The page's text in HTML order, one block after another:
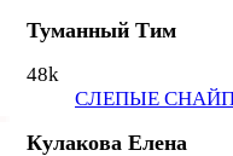
Туманный Тим
48k
СЛЕПЫЕ
Кулакова Елена